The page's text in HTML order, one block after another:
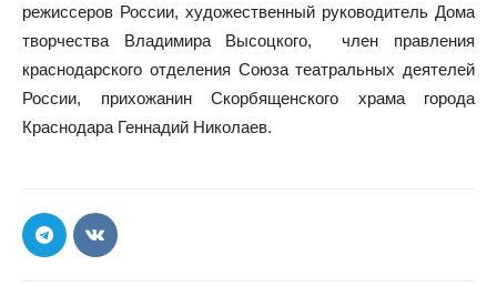
режиссеров России, художественный руководитель Дома
творчества Владимира Высоцкого, член правления
краснодарского отделения Союза театральных деятелей
России, прихожанин Скорбященского храма города
Краснодара Геннадий Николаев.